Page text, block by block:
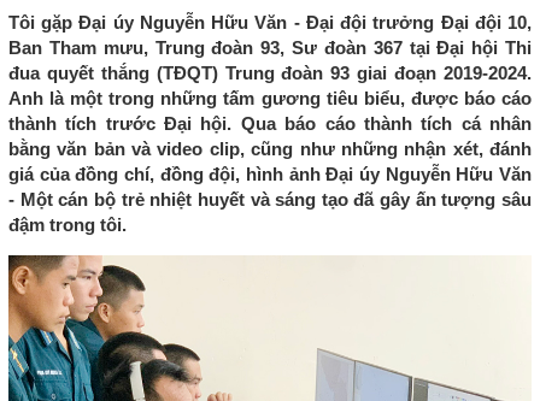
Tôi gặp Đại úy Nguyễn Hữu Văn - Đại đội trưởng Đại đội 10,
Ban Tham mưu, Trung đoàn 93, Sư đoàn 367 tại Đại hội Thi
đua quyết thắng (TĐQT) Trung đoàn 93 giai đoạn 2019-2024.
Anh là một trong những tấm gương tiêu biểu, được báo cáo
thành tích trước Đại hội. Qua báo cáo thành tích cá nhân
bằng văn bản và video clip, cũng như những nhận xét, đánh
giá của đồng chí, đồng đội, hình ảnh Đại úy Nguyễn Hữu Văn
- Một cán bộ trẻ nhiệt huyết và sáng tạo đã gây ấn tượng sâu
đậm trong tôi.